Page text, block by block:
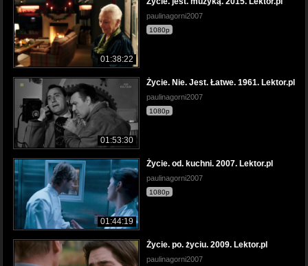
01:38:22
paulinagorni2007
1080p
01:53:30
Życie. Nie. Jest. Łatwe. 1961. Lektor.pl
paulinagorni2007
1080p
01:44:19
Życie. od. kuchni. 2007. Lektor.pl
paulinagorni2007
1080p
Życie. po. życiu. 2009. Lektor.pl
paulinagorni2007